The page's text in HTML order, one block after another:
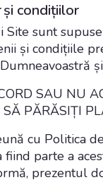
și condițiilor
Site sunt
și condițiile
SAU NU
PĂRĂSIȚI
cu Politica
parte a
prezentul